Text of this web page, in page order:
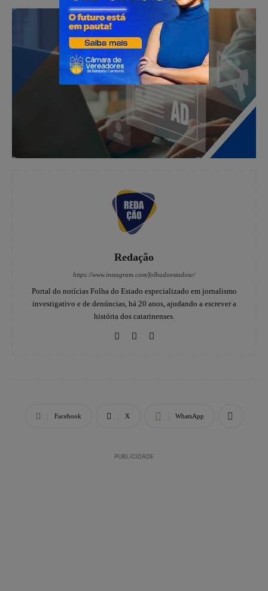
Redação
https://www.instagram.com/folhadoestadosc/
Portal do notícias Folha do Estado especializado em jornalismo
investigativo e de denúncias, há 20 anos, ajudando a escrever a
história dos catarinenses.
Facebook X WhatsApp
PUBLICIDADE